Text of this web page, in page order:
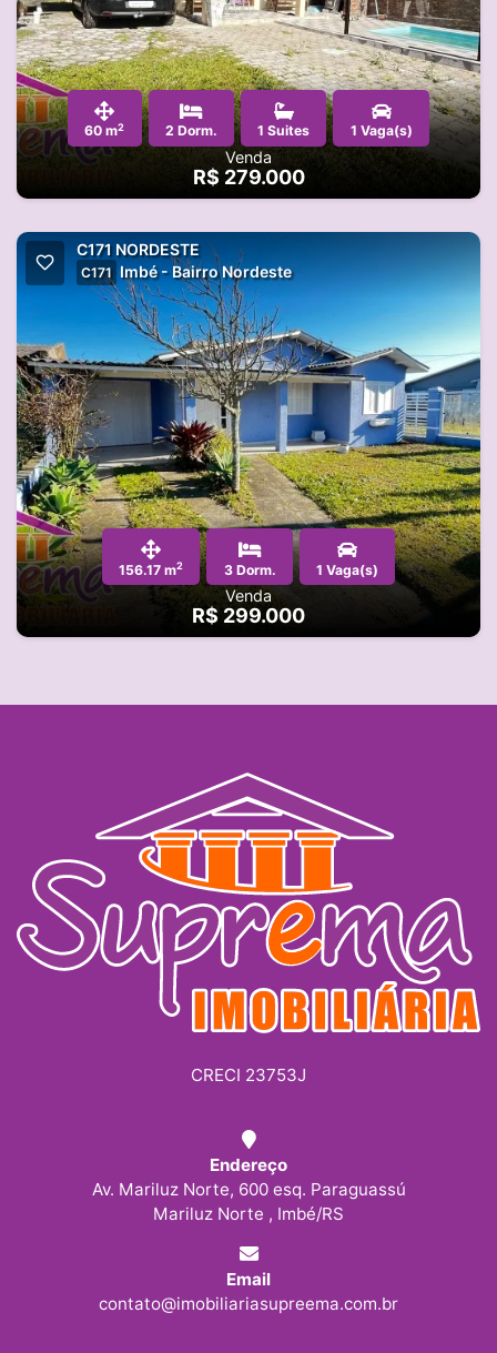
60 m2 2 Dorm. 1 Suites 1 Vaga(s)
Venda
R$ 279.000
C171 NORDESTE
C171 Imbé - Bairro Nordeste
156.17 m2 3 Dorm. 1 Vaga(s)
Venda
R$ 299.000
CRECI 23753J
Endereço
Av. Mariluz Norte, 600 esq. Paraguassú
Mariluz Norte , Imbé/RS
Email
contato@imobiliariasupreema.com.br